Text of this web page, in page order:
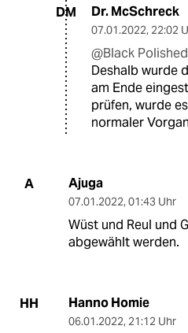
DM Dr. McSchreck
07.01.2022, 22:02
@Black
Deshalb wurde
am Ende
prüfen, wurde
normaler
A Ajuga
07.01.2022, 01:43 Uhr
Wüst und Reul und
abgewählt werden.
HH Hanno Homie
06.01.2022, 21:12 Uhr